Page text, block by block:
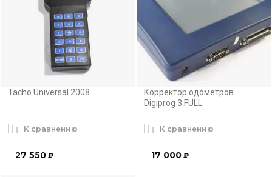
Tacho Universal 2008
27 550 ₽
К сравнению
Корректор одометров
Digiprog 3 FULL
17 000 ₽
К сравнению